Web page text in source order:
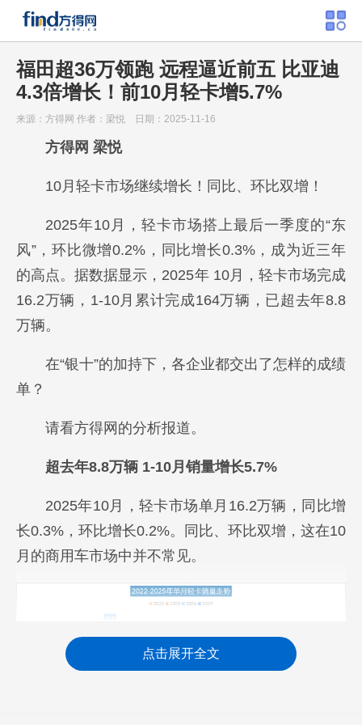
福田超36万领跑 远程逼近前五 比亚迪
4.3倍增长！前10月轻卡增5.7%
来源：方得网 作者：梁悦 日期：2025-11-16
方得网 梁悦
10月轻卡市场继续增长！同比、环比双增！
2025年10月，轻卡市场搭上最后一季度的“东
风”，环比微增0.2%，同比增长0.3%，成为近三年
的高点。据数据显示，2025年 10月，轻卡市场完成
16.2万辆，1-10月累计完成164万辆，已超去年8.8
万辆。
在“银十”的加持下，各企业都交出了怎样的成绩
单？
请看方得网的分析报道。
超去年8.8万辆 1-10月销量增长5.7%
2025年10月，轻卡市场单月16.2万辆，同比增
长0.3%，环比增长0.2%。同比、环比双增，这在10
月的商用车市场中并不常见。
点击展开全文